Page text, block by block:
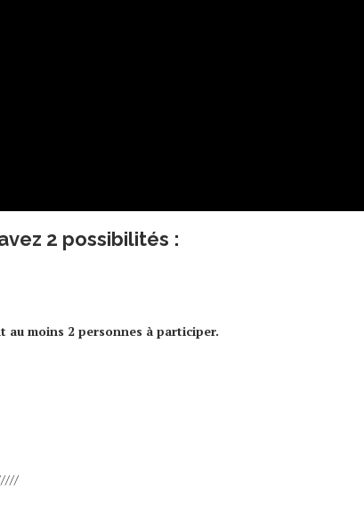
2 possibilités :
moins 2 personnes à participer.